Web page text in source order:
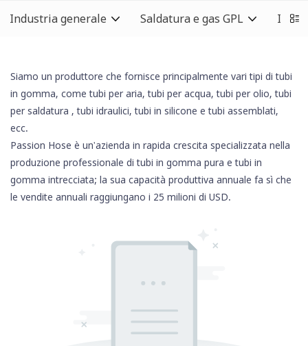
Industria generale Saldatura e gas GPL
Siamo un produttore che fornisce principalmente vari tipi di tubi
in gomma, come tubi per aria, tubi per acqua, tubi per olio,tubi
per saldatura , tubi idraulici,tubi in silicone e tubi assemblati,
ecc.
Passion Hose è un'azienda in rapida crescita specializzata nella
produzione professionale di tubi in gomma pura e tubi in
gomma intrecciata; la sua capacità produttiva annuale fa sì che
le vendite annuali raggiungano i 25 milioni di USD.